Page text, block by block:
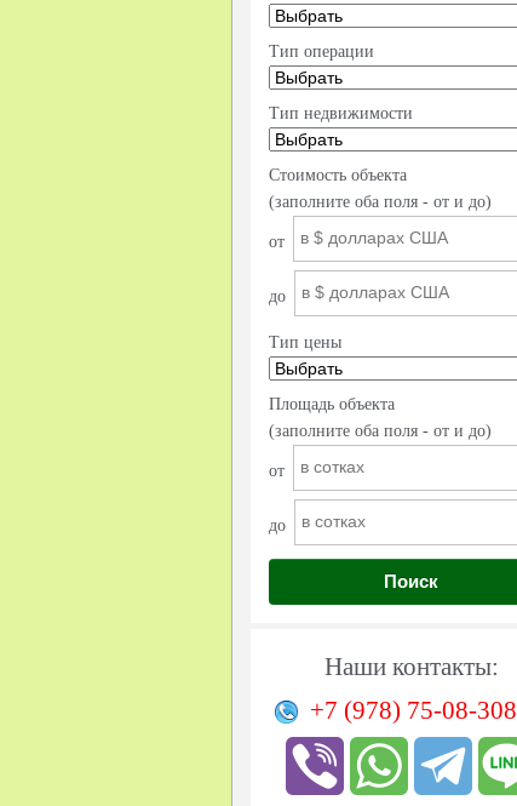
Тип операции
Тип недвижимости
Стоимость объекта
(заполните оба поля - от и до)
от
до
Тип цены
Площадь объекта
(заполните оба поля - от и до)
от
до
Поиск
Наши контакты:
+7 (978) 75-08-308